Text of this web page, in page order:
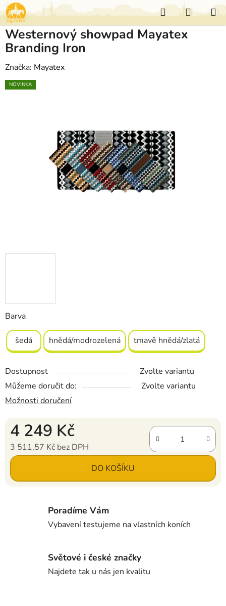
Přejít
na
obsah
Hledat
KOŠÍK
Barva
šedá hnědá/modrozelená tmavě hnědá/zlatá
Dostupnost
Zvolte variantu
Můžeme doručit do:
Zvolte variantu
Možnosti doručení
4 249 Kč
3 511,57 Kč bez DPH
Měrná cena: DO KOŠÍKU
Westernový showpad Mayatex
Branding Iron
Značka: Mayatex
NOVINKA
Poradíme Vám
Vybavení testujeme na vlastních koních
Světové i české značky
Najdete tak u nás jen kvalitu